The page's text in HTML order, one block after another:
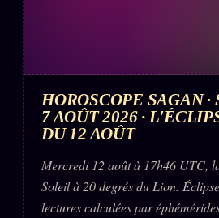
HOROSCOPE SAGAN
7 AOÛT 2026 ·
DU 12 AOÛT
Mercredi 12 août à 17h46 UTC,
Soleil à 20 degrés du Lion.
lectures calculées par